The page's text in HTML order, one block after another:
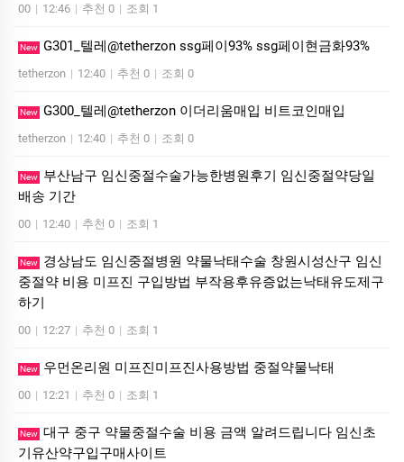
00 | 12:46 | 추천 0 | 조회 1
New G301_텔레@tetherzon ssg페이93% ssg페이현금화93%
tetherzon | 12:40 | 추천 0 | 조회 0
New G300_텔레@tetherzon 이더리움매입 비트코인매입
tetherzon | 12:40 | 추천 0 | 조회 0
New
부산남구 임신중절수술가능한병원후기 임신중절약당일
배송 기간
00 | 12:40 | 추천 0 | 조회 1
New
경상남도 임신중절병원 약물낙태수술 창원시성산구 임신
중절약 비용 미프진 구입방법 부작용후유증없는낙태유도제구
하기
00 | 12:27 | 추천 0 | 조회 1
New 우먼온리원 미프진미프진사용방법 중절약물낙­태
00 | 12:21 | 추천 0 | 조회 1
New 대구 중구 약물중절수술 비용 금액 알려드립니다 임신초
기유산약구입구매사이트